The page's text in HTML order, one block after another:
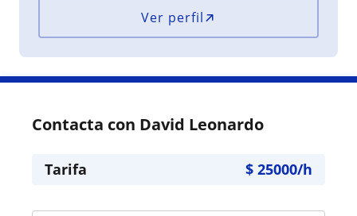
Ver perfil
Contacta con David Leonardo
Tarifa $ 25000/h